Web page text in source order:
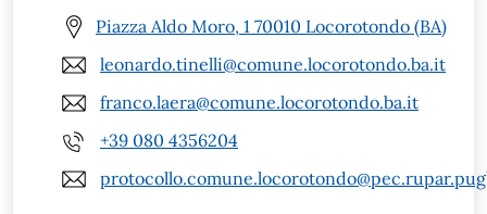
Piazza Aldo Moro, 1 70010 Locorotondo (BA)
leonardo.tinelli@comune.locorotondo.ba.it
franco.laera@comune.locorotondo.ba.it
+39 080 4356204